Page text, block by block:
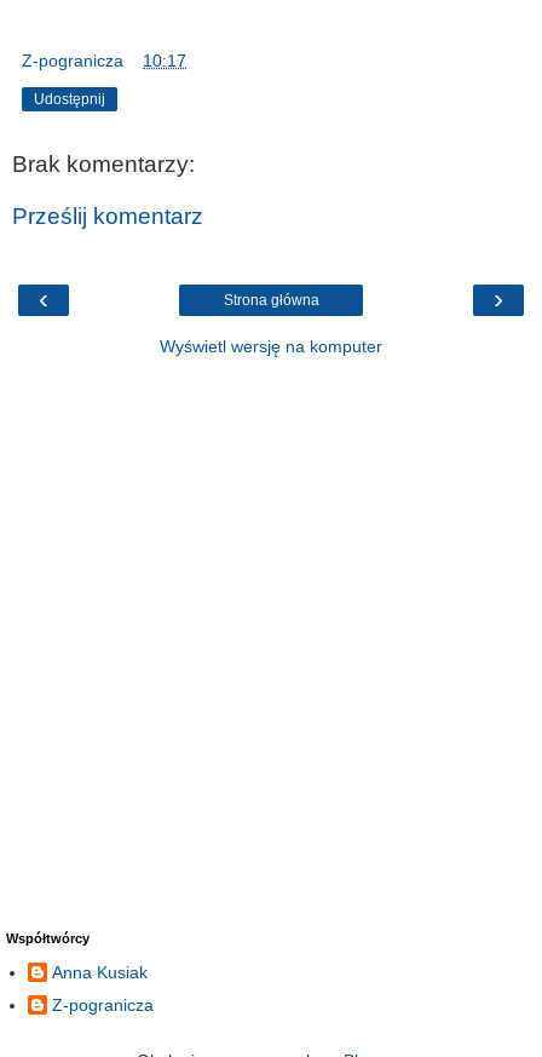
Z-pogranicza 10:17
Udostępnij
Brak komentarzy:
Prześlij komentarz
‹ ›
Strona główna
Wyświetl wersję na komputer
Współtwórcy
Anna Kusiak
Z-pogranicza